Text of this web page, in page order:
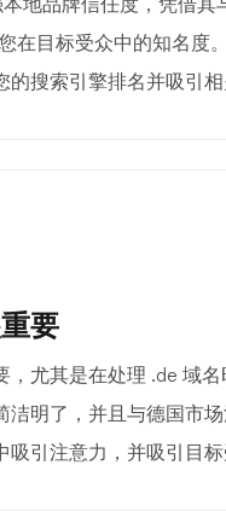
在目标受众中的知名度
搜索引擎排名并吸引相
要
，尤其是在处理 .de 域
洁明了，并且与德国市
引注意力，并吸引目标